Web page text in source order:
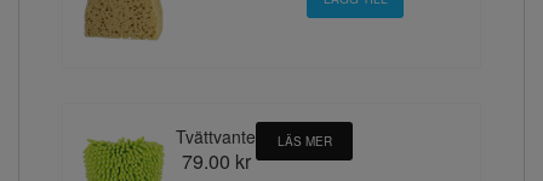
Tvättvante
79.00 kr
LÄS MER